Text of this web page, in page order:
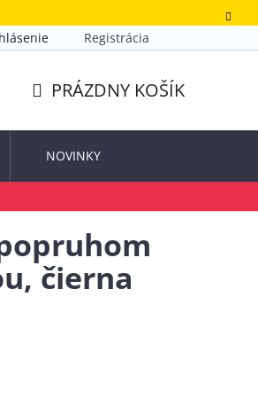
podmienkyRegistrácia
KOŠÍK
PRÁZDNY KOŠÍK
NOVINKY
čierna